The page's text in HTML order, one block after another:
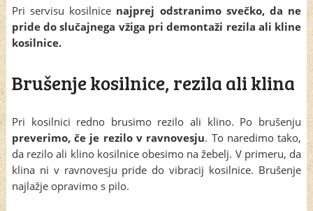
Pri servisu kosilnice najprej odstranimo svečko, da ne
pride do slučajnega vžiga pri demontaži rezila ali kline
kosilnice.
Brušenje kosilnice, rezila ali klina
Pri kosilnici redno brusimo rezilo ali klino. Po brušenju
preverimo, če je rezilo v ravnovesju. To naredimo tako,
da rezilo ali klino kosilnice obesimo na žebelj. V primeru, da
klina ni v ravnovesju pride do vibracij kosilnice. Brušenje
najlažje opravimo s pilo.